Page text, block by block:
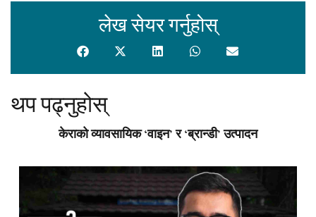
लेख सेयर गर्नुहोस्
थप पढ्नुहोस्
केराको व्यावसायिक ‘वाइन’ र ‘ब्रान्डी’ उत्पादन